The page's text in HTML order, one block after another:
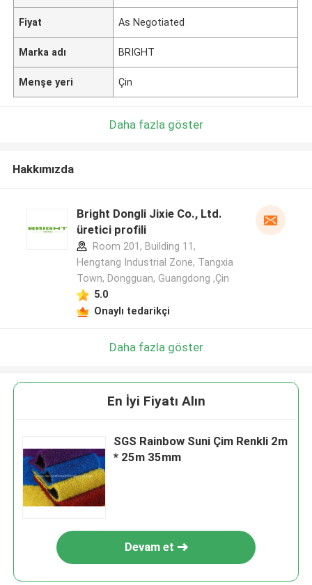
Fiyat As Negotiated
Marka adı BRIGHT
Menşe yeri Çin
Daha fazla göster
Hakkımızda
Bright Dongli Jixie Co., Ltd.
üretici profili
Room 201, Building 11,
Hengtang Industrial Zone, Tangxia
Town, Dongguan, Guangdong ,Çin
5.0
Onaylı tedarikçi
Daha fazla göster
En İyi Fiyatı Alın
SGS Rainbow Suni Çim Renkli 2m
* 25m 35mm
Devam et